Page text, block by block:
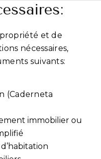
et de
nécessaires,
suivants:
(Caderneta
immobilier ou